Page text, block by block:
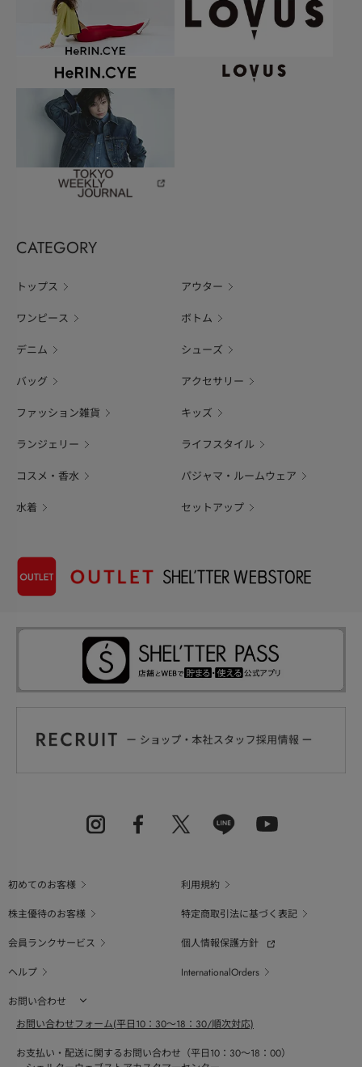
CATEGORY
トップス アウター
ワンピース ボトム
デニム シューズ
バッグ アクセサリー
ファッション雑貨 キッズ
ランジェリー ライフスタイル
コスメ・香水 パジャマ・ルームウェア
水着 セットアップ
初めてのお客様
利用規約
株主優待のお客様
特定商取引法に基づく表記
会員ランクサービス
個人情報保護方針
ヘルプ
InternationalOrders
お問い合わせ
お問い合わせフォーム(平日10：30～18：30/順次対応)
お支払い・配送に関するお問い合わせ（平日10：30～18：00）